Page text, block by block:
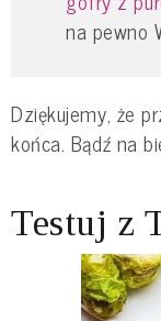
na pewno
Dziękujemy, że
końca. Bądź na
Testuj z